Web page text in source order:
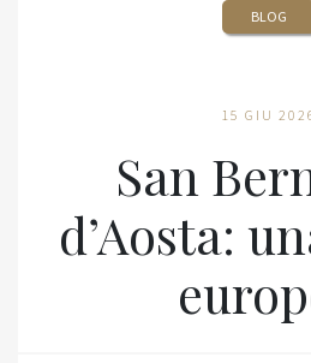
BLOG
15 GIU
San
d’Aosta: